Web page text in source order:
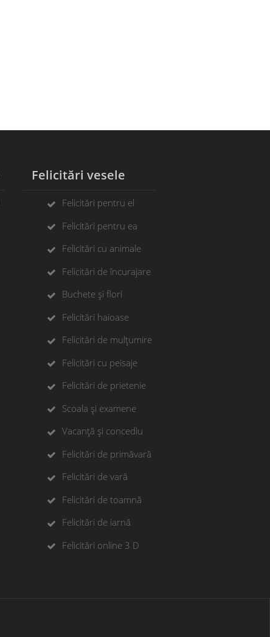
Felicitări vesele
Felicitări pentru el
Felicitări pentru ea
Felicitări cu animale
Felicitări de încurajare
Buchete și flori
Felicitări haioase
Felicitări de mulțumire
Felicitări cu peisaje
Felicitări de prietenie
Scoala și examene
Vacanță și concediu
Felicitări de primăvară
Felicitări de vară
Felicitări de toamnă
Felicitări de iarnă
Felicitări online 3 D